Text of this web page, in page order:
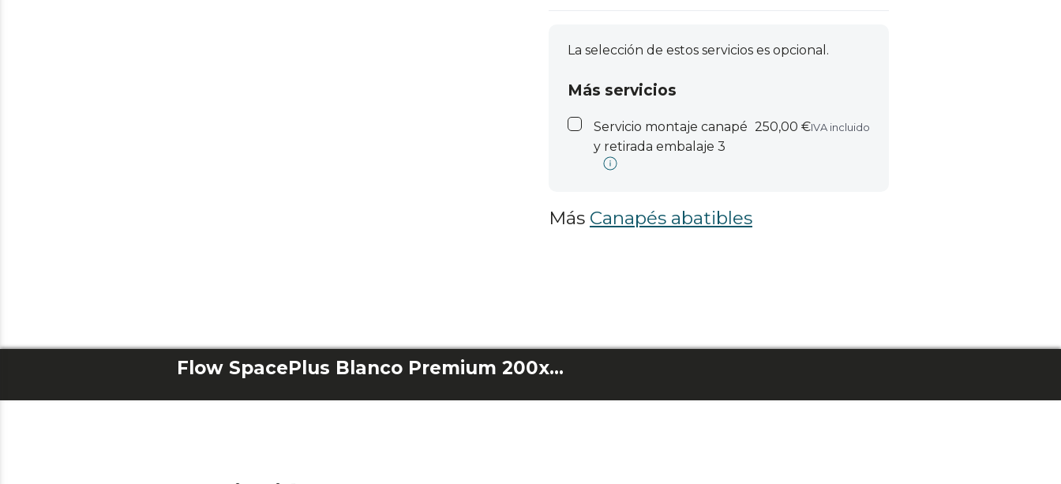
La selección de estos servicios es opcional.
Más servicios
Servicio montaje canapé
y retirada embalaje 3
250,00 €IVA incluido
Más Canapés abatibles
Flow SpacePlus Blanco Premium 200x200